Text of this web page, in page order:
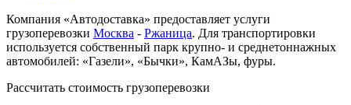
Компания «Автодоставка» предоставляет услуги
грузоперевозки Москва - Ржаница. Для транспортировки
используется собственный парк крупно- и среднетоннажных
автомобилей: «Газели», «Бычки», КамАЗы, фуры.
Рассчитать стоимость грузоперевозки